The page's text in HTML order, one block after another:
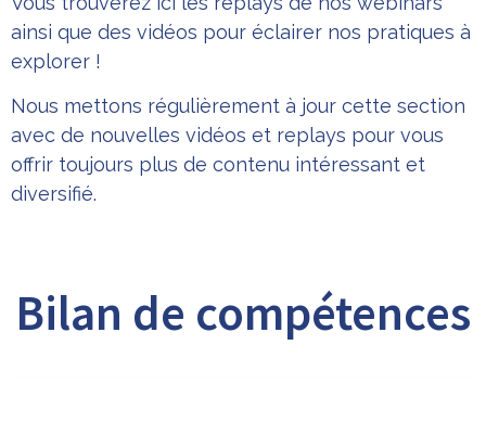
ainsi que des vidéos pour éclairer nos pratiques à
explorer !
Nous mettons régulièrement à jour cette section
avec de nouvelles vidéos et replays pour vous
offrir toujours plus de contenu intéressant et
diversifié.
Bilan de compétences